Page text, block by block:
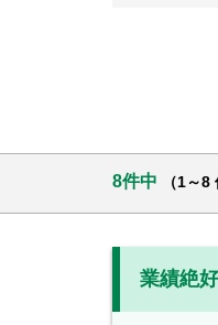
8件中 （1～8
業績絶